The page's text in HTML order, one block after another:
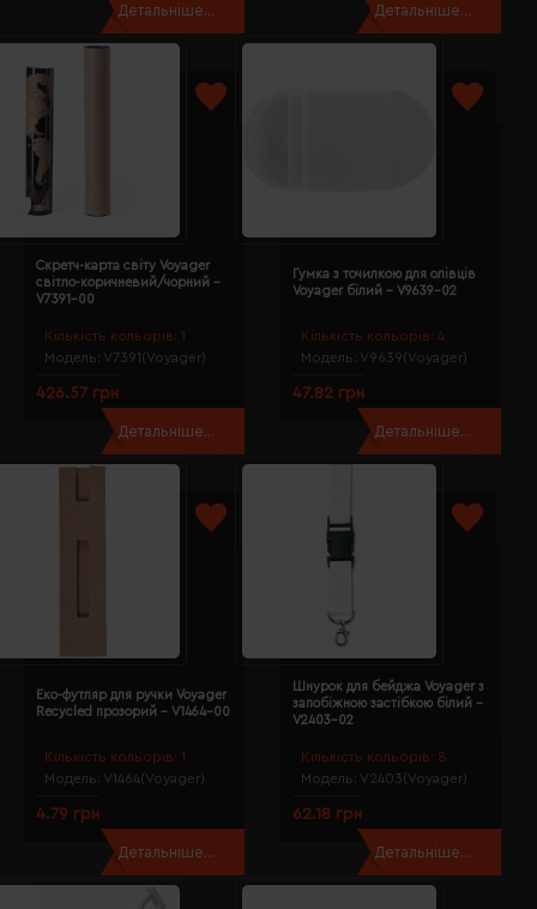
Детальніше... Детальніше...
Кількість кольорів: 1
Модель: V7391(Voyager)
Скретч-карта світу Voyager
світло-коричневий/чорний -
V7391-00
426.57 грн
Детальніше...
Кількість кольорів: 4
Модель: V9639(Voyager)
Гумка з точилкою для олівців
Voyager білий - V9639-02
47.82 грн
Детальніше...
Кількість кольорів: 1
Модель: V1464(Voyager)
Еко-футляр для ручки Voyager
Recycled прозорий - V1464-00
4.79 грн
Детальніше...
Кількість кольорів: 8
Модель: V2403(Voyager)
Шнурок для бейджа Voyager з
запобіжною застібкою білий -
V2403-02
62.18 грн
Детальніше...